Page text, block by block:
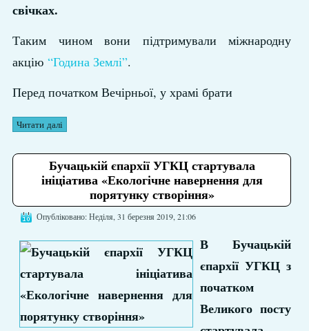
свічках.
Таким чином вони підтримували міжнародну
акцію “Година Землі”.
Перед початком Вечірньої, у храмі брати
Читати далі
Бучацькій єпархії УГКЦ стартувала
ініціатива «Екологічне навернення для
порятунку створіння»
Опубліковано: Неділя, 31 березня 2019, 21:06
В Бучацькій
єпархії УГКЦ з
початком
Великого посту